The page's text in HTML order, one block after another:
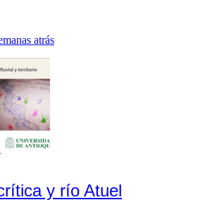
atrás
y río Atuel